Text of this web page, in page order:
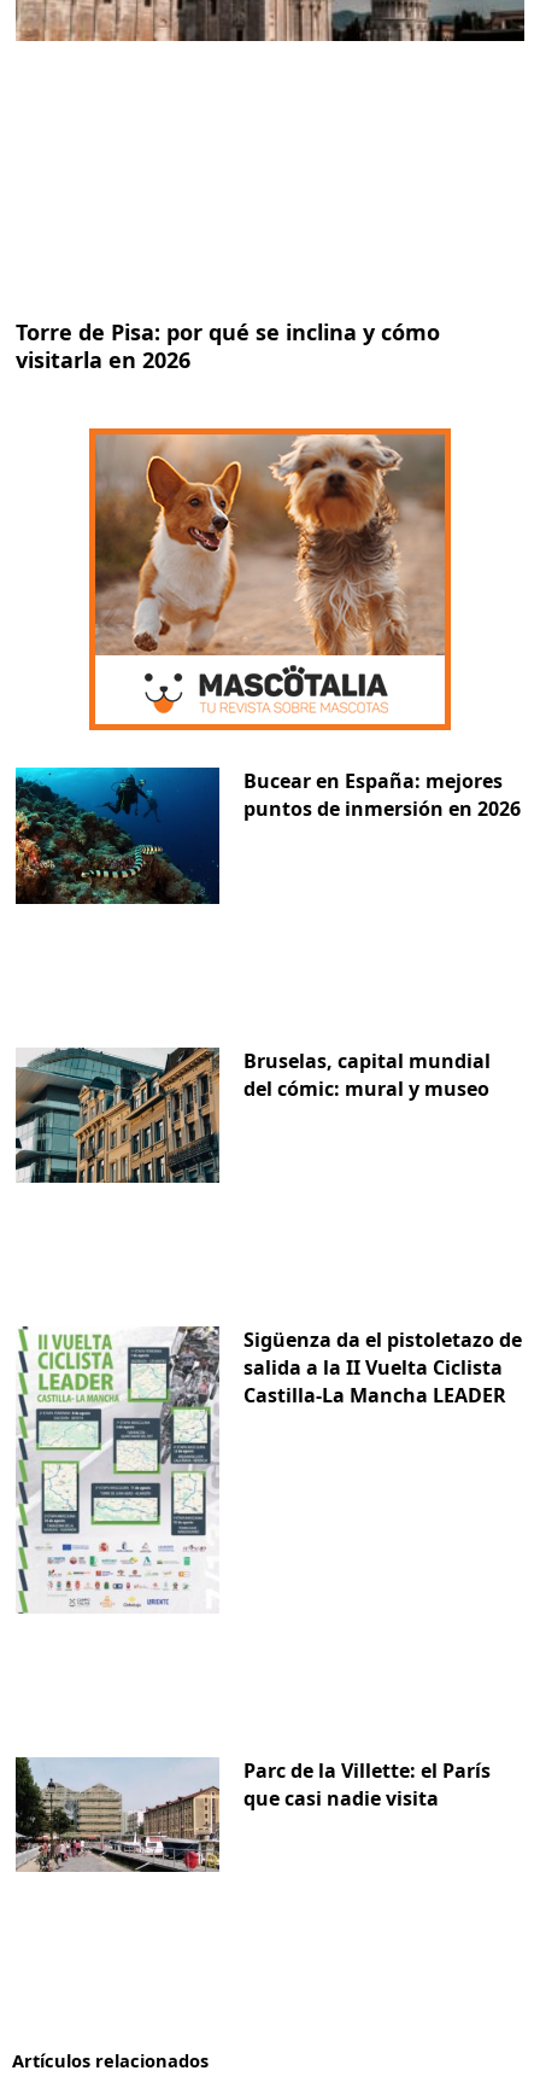
Torre de Pisa: por qué se inclina y cómo
visitarla en 2026
Bucear en España: mejores
puntos de inmersión en 2026
Bruselas, capital mundial
del cómic: mural y museo
Sigüenza da el pistoletazo de
salida a la II Vuelta Ciclista
Castilla-La Mancha LEADER
Parc de la Villette: el París
que casi nadie visita
Artículos relacionados